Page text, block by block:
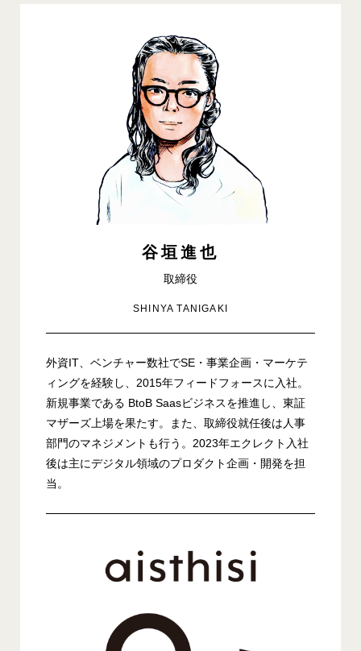
谷垣進也
取締役
SHINYA TANIGAKI
外資IT、ベンチャー数社でSE・事業企画・マーケテ
ィングを経験し、2015年フィードフォースに入社。
新規事業である BtoB Saasビジネスを推進し、東証
マザーズ上場を果たす。また、取締役就任後は人事
部門のマネジメントも行う。2023年エクレクト入社
後は主にデジタル領域のプロダクト企画・開発を担
当。